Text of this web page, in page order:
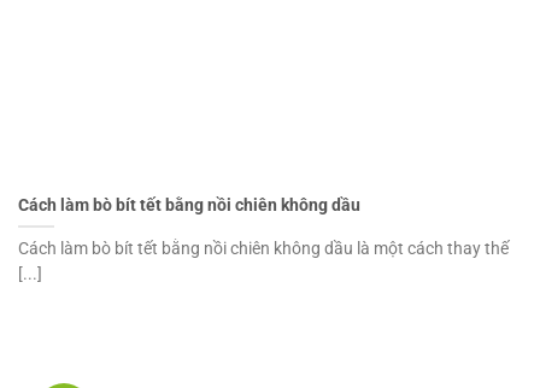
Cách làm bò bít tết bằng nồi chiên không dầu
Cách làm bò bít tết bằng nồi chiên không dầu là một cách thay thế
[...]